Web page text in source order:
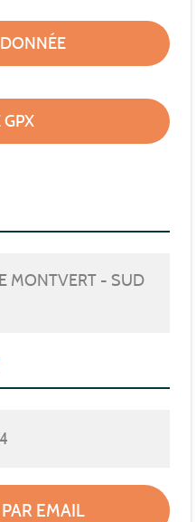
GPX
MONTVERT - SUD
EMAIL